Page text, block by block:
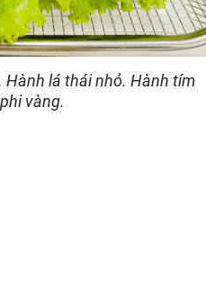
Hành lá thái nhỏ. Hành tím
vàng.